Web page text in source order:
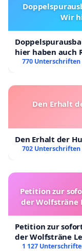
Wir
hier haben auch
770 Unterschriften
Den Erhalt
Den Erhalt der
702 Unterschriften
Petition zur
der Wolfsträne
Petition zur
der Wolfsträne
1 127